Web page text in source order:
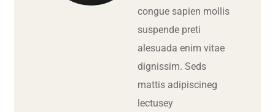
congue sapien mollis
suspende preti
alesuada enim vitae
dignissim. Seds
mattis adipiscineg
lectusey